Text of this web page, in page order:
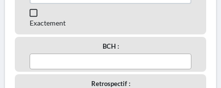
Exactement
BCH :
Retrospectif :